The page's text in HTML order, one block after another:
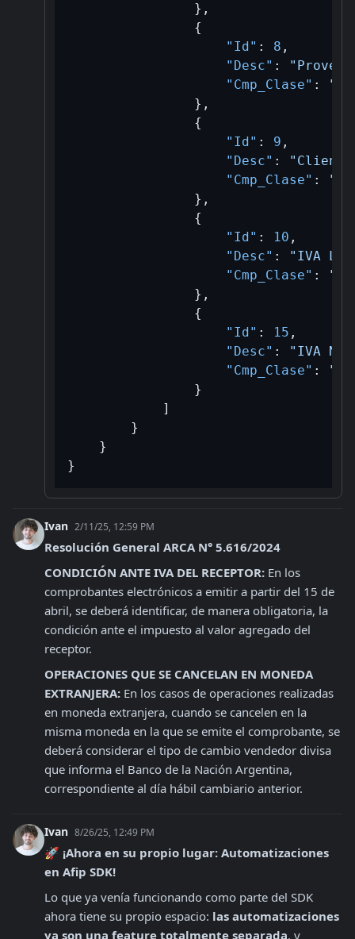
} ,
{
"Id" : 8 ,
"Desc" :
"Cmp_Clase" :
"B/
} ,
{
"Id" : 9 ,
"Desc" :
"Cmp_Clase" :
"B/
} ,
{
"Id" : 10 ,
"Desc" :
"IVA
"Cmp_Clase" :
"B/
} ,
{
"Id" : 15 ,
"Desc" :
"IVA No
"Cmp_Clase" :
"B/
}
]
}
}
}
Ivan 2/11/25, 12:59 PM
Resolución General ARCA N° 5.616/2024
CONDICIÓN ANTE IVA DEL RECEPTOR: En los
comprobantes electrónicos a emitir a partir del 15 de
abril, se deberá identificar, de manera obligatoria, la
condición ante el impuesto al valor agregado del
receptor.
OPERACIONES QUE SE CANCELAN EN MONEDA
EXTRANJERA: En los casos de operaciones realizadas
en moneda extranjera, cuando se cancelen en la
misma moneda en la que se emite el comprobante, se
deberá considerar el tipo de cambio vendedor divisa
que informa el Banco de la Nación Argentina,
correspondiente al día hábil cambiario anterior.
Ivan 8/26/25, 12:49 PM
🚀 ¡Ahora en su propio lugar: Automatizaciones
en Afip SDK!
Lo que ya venía funcionando como parte del SDK
ahora tiene su propio espacio: las automatizaciones
ya son una feature totalmente separada, y